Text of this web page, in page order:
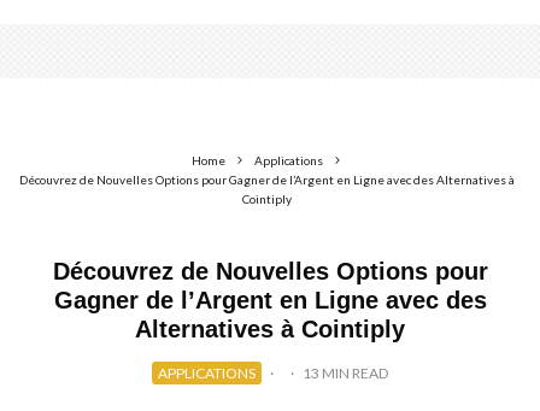
Home
Applications
Découvrez de Nouvelles Options pour Gagner de l’Argent en Ligne avec des Alternatives à
Cointiply
Découvrez de Nouvelles Options pour
Gagner de l’Argent en Ligne avec des
Alternatives à Cointiply
APPLICATIONS · · 13 MIN READ